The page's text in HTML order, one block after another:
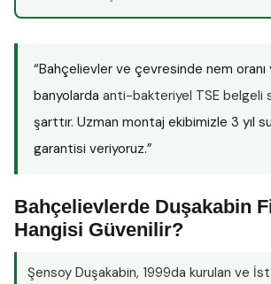
“Bahçelievler ve çevresinde nem oranı
banyolarda anti-bakteriyel TSE belgeli
şarttır. Uzman montaj ekibimizle 3 yıl
garantisi veriyoruz.”
Bahçelievlerde Duşakabin
Hangisi Güvenilir?
Şensoy Duşakabin, 1999da kurulan ve